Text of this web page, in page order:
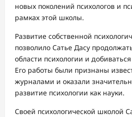
новых поколений психологов и
рамках этой школы.
Развитие собственной
позволило Сатье Дасу
области психологии и
Его работы были признаны
журналами и оказали
развитие психологии как науки.
Своей психологической школой